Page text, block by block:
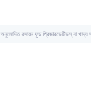
অনুমোদিত রসায়ন ফুড প্রিজারভেটিভস্ বা খাদ্য